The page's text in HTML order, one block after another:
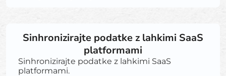
Sinhronizirajte podatke z lahkimi SaaS
platformami
Sinhronizirajte podatke z lahkimi SaaS
platformami.